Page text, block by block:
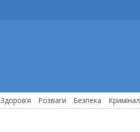
Здоров’я Розваги Безпека Кримінал